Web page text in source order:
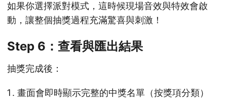
如果你選擇派對模式，這時候現場音效與特效會啟
動，讓整個抽獎過程充滿驚喜與刺激！
Step 6：查看與匯出結果
抽獎完成後：
畫面會即時顯示完整的中獎名單（按獎項分類）